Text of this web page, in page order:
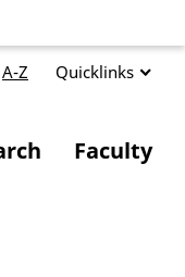
A-Z Quicklinks
Faculty